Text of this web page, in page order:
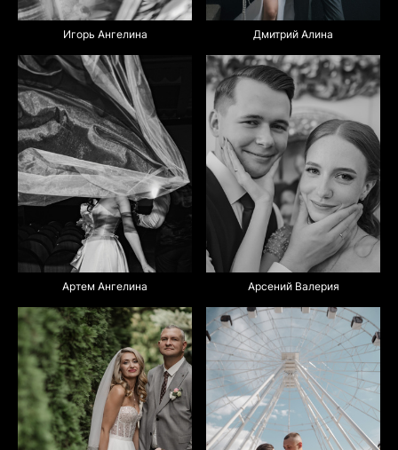
Игорь Ангелина Дмитрий Алина
Артем Ангелина Арсений Валерия